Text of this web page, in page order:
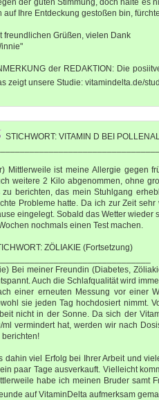
auf Ihre Entdeckung gestoßen bin,
freundlichen Grüßen, vielen Dank
der REDAKTION: Die
zeigt unsere Studie: vitamindelta.de/
STICHWORT: VITAMIN D BEI
Mittlerweile ist meine Allergie gegen
weitere 2 Kilo abgenommen, ohne
zu berichten, das mein Stuhlgang
Probleme hatte. Da ich zur Zeit
eingelegt. Sobald das Wetter wieder
nochmals einen Test machen.
ZÖLIAKIE (Fortsetzung)
Bei meiner Freundin (Diabetes,
Auch die Schlafqualität wird
einer erneuten Messung vor einer
sie jeden Tag hochdosiert nimmt.
nicht in der Sonne. Da sich der
ml vermindert hat, werden wir nach
berichten!
dahin viel Erfolg bei Ihrer Arbeit und
paar Tage ausverkauft. Vielleicht
habe ich meinen Bruder samt
auf VitaminDelta aufmerksam